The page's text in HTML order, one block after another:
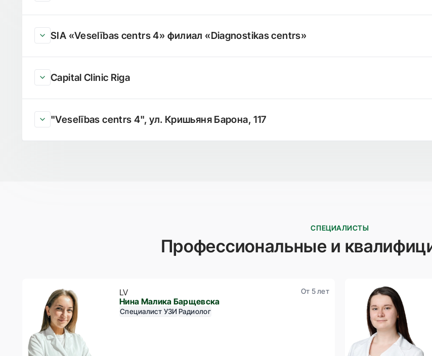
SIA «Veselības centrs 4» филиал «Diagnostikas centrs»
Capital Clinic Riga
"Veselības centrs 4", ул. Кришьяня Барона, 117
СПЕЦИАЛИСТЫ
Профессиональные и
LV От 5 лет
Нина Малика Барщевска
Специалист УЗИ Радиолог